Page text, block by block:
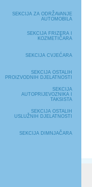
SEKCIJA ZA ODRŽAVANJE
AUTOMOBILA
SEKCIJA FRIZERA I
KOZMETIČARA
SEKCIJA CVJEĆARA
SEKCIJA OSTALIH
PROIZVODNIH DJELATNOSTI
SEKCIJA
AUTOPRIJEVOZNIKA I
TAKSISTA
SEKCIJA OSTALIH
USLUŽNIH DJELATNOSTI
SEKCIJA DIMNJAČARA